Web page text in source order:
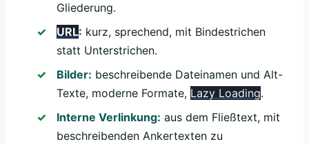
Gliederung.
URL: kurz, sprechend, mit Bindestrichen
statt Unterstrichen.
Bilder: beschreibende Dateinamen und Alt-
Texte, moderne Formate, Lazy Loading.
Interne Verlinkung: aus dem Fließtext, mit
beschreibenden Ankertexten zu